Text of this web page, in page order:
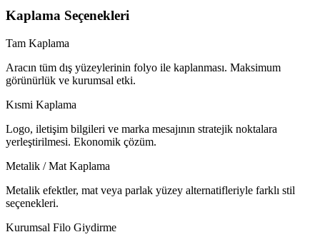
Kaplama Seçenekleri
Tam Kaplama
Aracın tüm dış yüzeylerinin folyo ile kaplanması. Maksimum
görünürlük ve kurumsal etki.
Kısmi Kaplama
Logo, iletişim bilgileri ve marka mesajının stratejik noktalara
yerleştirilmesi. Ekonomik çözüm.
Metalik / Mat Kaplama
Metalik efektler, mat veya parlak yüzey alternatifleriyle farklı stil
seçenekleri.
Kurumsal Filo Giydirme